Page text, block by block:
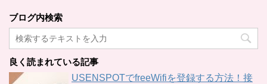
ブログ内検索
良く読まれている記事
USENSPOTでfreeWifiを登録する方法！接